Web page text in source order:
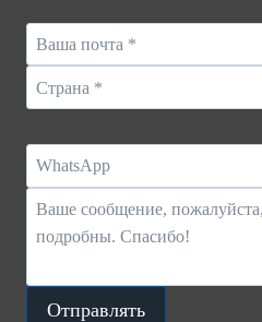
Отправлять